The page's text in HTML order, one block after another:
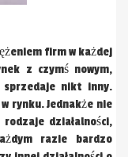
firm w każdej
z czymś nowym,
sprzedaje nikt inny.
rynku. Jednakże nie
działalności,
razie bardzo